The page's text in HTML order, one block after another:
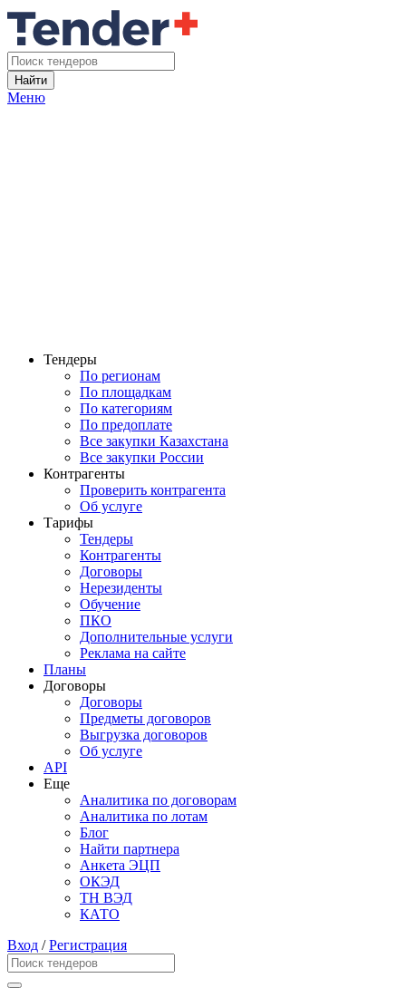
Найти
Меню
Тендеры
По регионам
По площадкам
По категориям
По предоплате
Все закупки Казахстана
Все закупки России
Контрагенты
Проверить контрагента
Об услуге
Тарифы
Тендеры
Контрагенты
Договоры
Нерезиденты
Обучение
ПКО
Дополнительные услуги
Реклама на сайте
Планы
Договоры
Договоры
Предметы договоров
Выгрузка договоров
Об услуге
API
Еще
Аналитика по договорам
Аналитика по лотам
Блог
Найти партнера
Анкета ЭЦП
ОКЭД
ТН ВЭД
КАТО
Вход /Регистрация